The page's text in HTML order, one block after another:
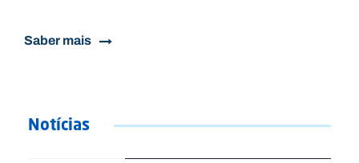
Saber mais
Notícias